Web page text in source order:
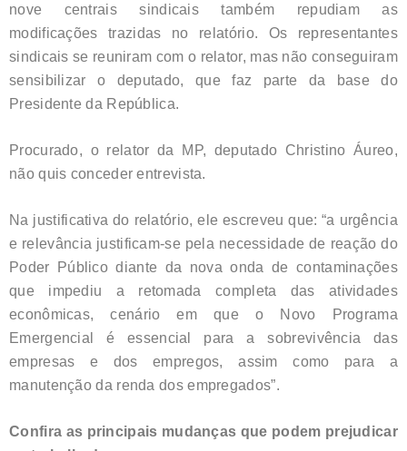
nove centrais sindicais também repudiam as
modificações trazidas no relatório. Os representantes
sindicais se reuniram com o relator, mas não conseguiram
sensibilizar o deputado, que faz parte da base do
Presidente da República.
Procurado, o relator da MP, deputado Christino Áureo,
não quis conceder entrevista.
Na justificativa do relatório, ele escreveu que: “a urgência
e relevância justificam-se pela necessidade de reação do
Poder Público diante da nova onda de contaminações
que impediu a retomada completa das atividades
econômicas, cenário em que o Novo Programa
Emergencial é essencial para a sobrevivência das
empresas e dos empregos, assim como para a
manutenção da renda dos empregados”.
Confira as principais mudanças que podem prejudicar